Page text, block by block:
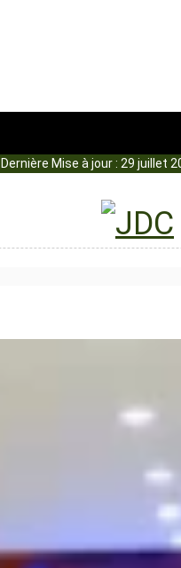
Dernière Mise à jour : 29 juillet